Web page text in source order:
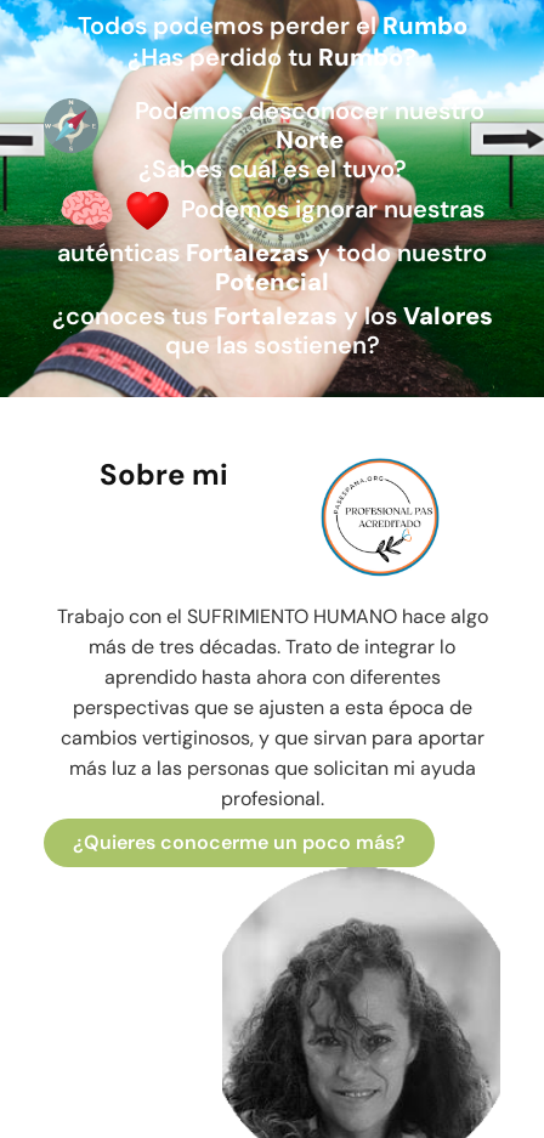
Todos podemos perder elRumbo
¿Has perdido tu Rumbo?
Podemos desconocer nuestro
Norte
¿Sabes cuál es el tuyo?
Podemos ignorar nuestras
auténticas Fortalezasy todo nuestro
Potencial
¿conoces tus Fortalezas y losValores
que las sostienen?
Trabajo con el SUFRIMIENTO HUMANO hace algo
más de tres décadas. Trato de integrar lo
aprendido hasta ahora con diferentes
perspectivas que se ajusten a esta época de
cambios vertiginosos, y que sirvan para aportar
más luz a las personas que solicitan mi ayuda
profesional.
¿Quieres conocerme un poco más?
Sobre mi